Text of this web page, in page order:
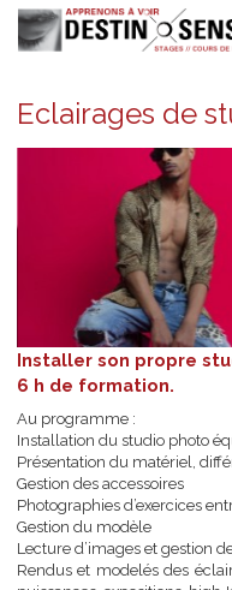
Eclairages de
Installer son propre
6 h de formation.
Au programme :
Installation du studio photo
Présentation du matériel,
Gestion des accessoires
Photographies d’exercices
Gestion du modèle